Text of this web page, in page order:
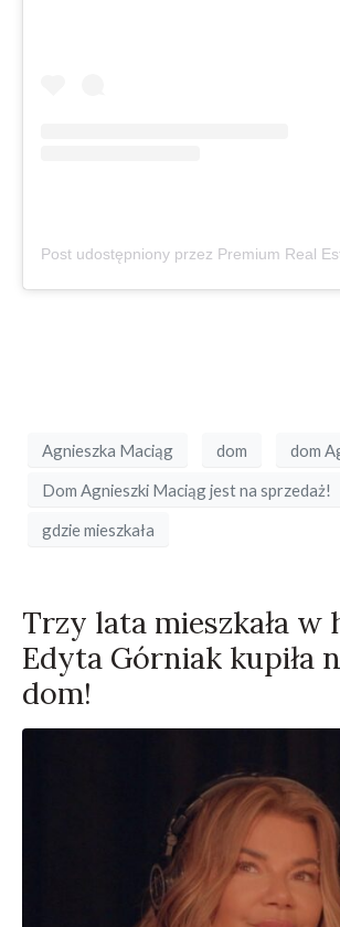
Agnieszka Maciąg dom dom
Dom Agnieszki Maciąg jest na sprzedaż!
gdzie mieszkała
Trzy lata mieszkała w
Edyta Górniak kupiła
dom!